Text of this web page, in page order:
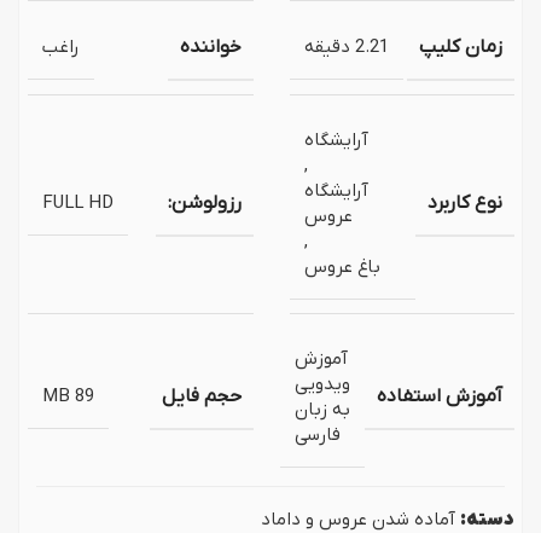
زمان کلیپ 2.21 دقیقه خواننده راغب
نوع کاربرد
آرایشگاه
,
آرایشگاه
عروس
,
باغ عروس
رزولوشن: FULL HD
آموزش استفاده
آموزش
ویدویی
به زبان
فارسی
حجم فایل 89 MB
دسته: آماده شدن عروس و داماد